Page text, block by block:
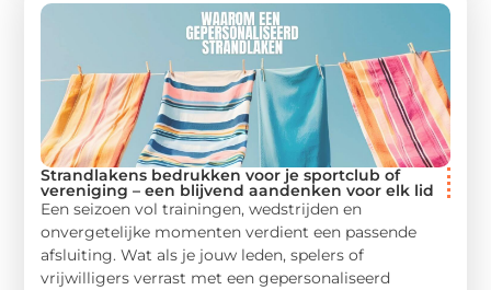
Strandlakens bedrukken voor je sportclub of
vereniging – een blijvend aandenken voor elk lid
Een seizoen vol trainingen, wedstrijden en
onvergetelijke momenten verdient een passende
afsluiting. Wat als je jouw leden, spelers of
vrijwilligers verrast met een gepersonaliseerd